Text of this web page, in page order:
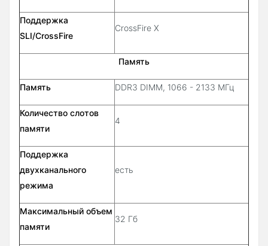
Поддержка
SLI/CrossFire
CrossFire X
Память
Память DDR3 DIMM, 1066 - 2133 МГц
Количество слотов
памяти
4
Поддержка
двухканального
режима
есть
Максимальный объем
памяти
32 Гб